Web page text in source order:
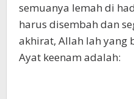
semuanya lemah di
harus disembah dan
akhirat, Allah lah yang
Ayat keenam adalah: